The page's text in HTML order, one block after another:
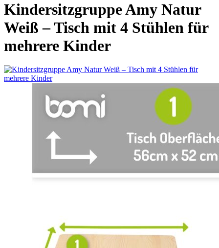
Kindersitzgruppe Amy Natur
Weiß – Tisch mit 4 Stühlen für
mehrere Kinder